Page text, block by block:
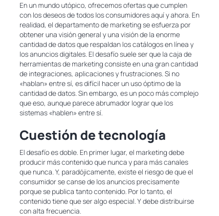
En un mundo utópico, ofrecemos ofertas que cumplen
con los deseos de todos los consumidores aquí y ahora. En
realidad, el departamento de marketing se esfuerza por
obtener una visión general y una visión de la enorme
cantidad de datos que respaldan los catálogos en línea y
los anuncios digitales. El desafío suele ser que la caja de
herramientas de marketing consiste en una gran cantidad
de integraciones, aplicaciones y frustraciones. Si no
«hablan» entre sí, es difícil hacer un uso óptimo de la
cantidad de datos. Sin embargo, es un poco más complejo
que eso, aunque parece abrumador lograr que los
sistemas «hablen» entre sí.
Cuestión de tecnología
El desafío es doble. En primer lugar, el marketing debe
producir más contenido que nunca y para más canales
que nunca. Y, paradójicamente, existe el riesgo de que el
consumidor se canse de los anuncios precisamente
porque se publica tanto contenido. Por lo tanto, el
contenido tiene que ser algo especial. Y debe distribuirse
con alta frecuencia.